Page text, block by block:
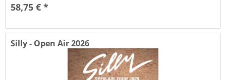
58,75 € *
Silly - Open Air 2026